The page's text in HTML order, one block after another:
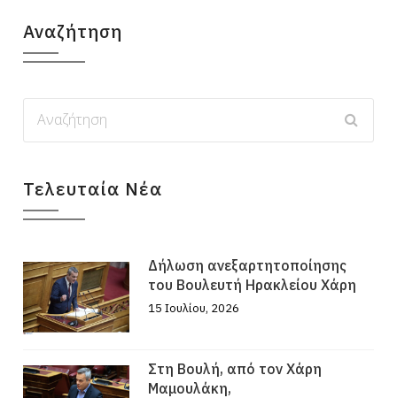
Αναζήτηση
Τελευταία Νέα
Δήλωση ανεξαρτητοποίησης
του Βουλευτή Ηρακλείου Χάρη
15 Ιουλίου, 2026
Στη Βουλή, από τον Χάρη
Μαμουλάκη,